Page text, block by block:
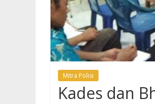
Mitra Polisi
Kades dan